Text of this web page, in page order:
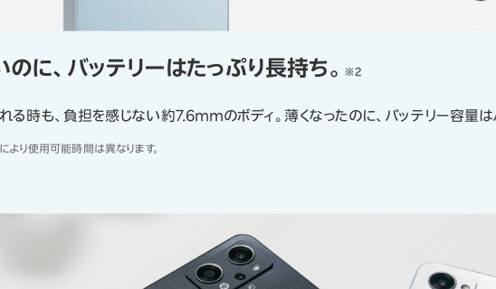
に、バッテリーはたっぷり長持ち。 ※2
る時も、負担を感じない約7.6mmのボディ。薄くなったのに、バッテリー容量は
り使用可能時間は異なります。